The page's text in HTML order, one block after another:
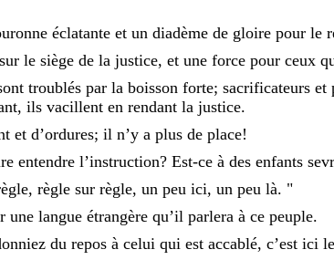
éclatante et un diadème de gloire pour le
sur le siège de la justice, et une force pour ceux
troublés par la boisson forte; sacrificateurs et
, ils vacillent en rendant la justice.
et d’ordures; il n’y a plus de place!
entendre l’instruction? Est-ce à des enfants
, règle sur règle, un peu ici, un peu là. "
une langue étrangère qu’il parlera à ce peuple.
du repos à celui qui est accablé, c’est ici le